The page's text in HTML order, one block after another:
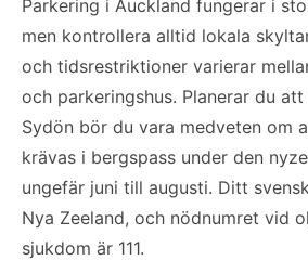
Parkering i Auckland fungerar i
men kontrollera alltid lokala
och tidsrestriktioner varierar
och parkeringshus. Planerar du
Sydön bör du vara medveten om
krävas i bergspass under den
ungefär juni till augusti. Ditt
Nya Zeeland, och nödnumret vid
sjukdom är 111.